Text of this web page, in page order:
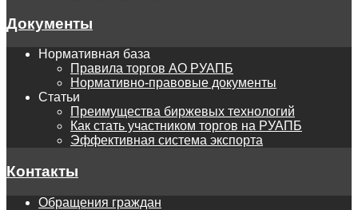
Документы
Нормативная база
Правила торгов АО РУАПБ
Нормативно-правовые документы
Статьи
Преимущества биржевых технологий
Как стать участником торгов на РУАПБ
Эффективная система экспорта
Контакты
Обращения граждан